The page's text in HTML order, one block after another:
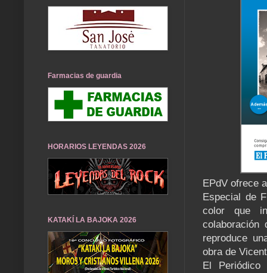
EPdV ofrece
Especial de
color que
colaboración
reproduce
obra de
El
Farmacias de guardia
HORARIOS LEYENDAS 2026
KATAKÍ LA BAJOKA 2026